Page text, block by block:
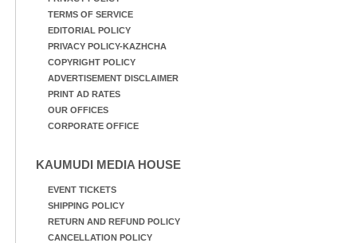
TERMS OF SERVICE
EDITORIAL POLICY
PRIVACY POLICY-KAZHCHA
COPYRIGHT POLICY
ADVERTISEMENT DISCLAIMER
PRINT AD RATES
OUR OFFICES
CORPORATE OFFICE
KAUMUDI MEDIA HOUSE
EVENT TICKETS
SHIPPING POLICY
RETURN AND REFUND POLICY
CANCELLATION POLICY